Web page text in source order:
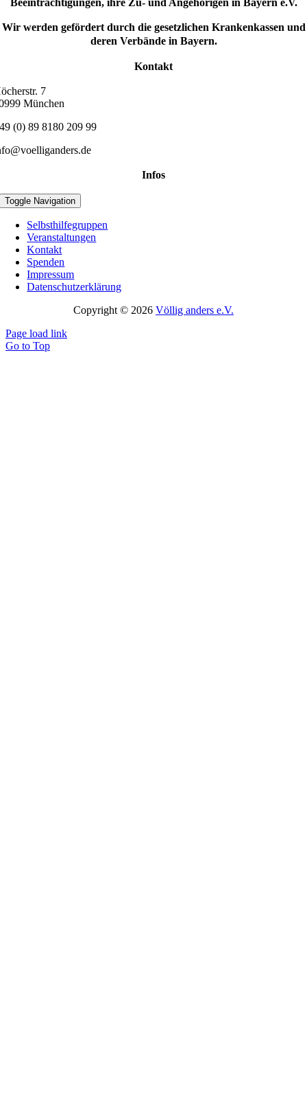
Beeinträchtigungen, ihre Zu- und Angehörigen in Bayern e.V.
Wir werden gefördert durch die gesetzlichen Krankenkassen und
deren Verbände in Bayern.
Kontakt
7
München
(0) 89 8180 209 99
Infos
Toggle Navigation
Selbsthilfegruppen
Veranstaltungen
Kontakt
Spenden
Impressum
Datenschutzerklärung
Copyright © 2026 Völlig anders e.V.
Page load link
Go to Top